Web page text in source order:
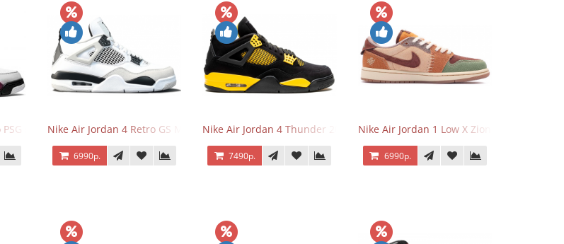
Paris Saint-Germain
Nike Air Jordan 4 Retro GS Military Black
6990р.
Nike Air Jordan 4 Thunder 2023
7490р.
Nike Air Jordan 1 Low X Zion Williamson
6990р.